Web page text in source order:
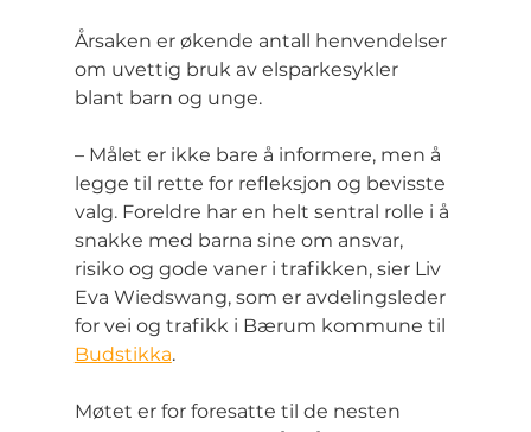
Årsaken er økende antall henvendelser
om uvettig bruk av elsparkesykler
blant barn og unge.
– Målet er ikke bare å informere, men å
legge til rette for refleksjon og bevisste
valg. Foreldre har en helt sentral rolle i å
snakke med barna sine om ansvar,
risiko og gode vaner i trafikken, sier Liv
Eva Wiedswang, som er avdelingsleder
for vei og trafikk i Bærum kommune til
Budstikka.
Møtet er for foresatte til de nesten